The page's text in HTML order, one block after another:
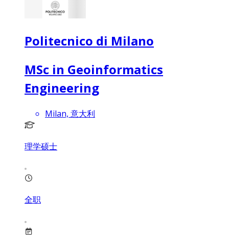
Politecnico di Milano
MSc in Geoinformatics
Engineering
Milan, 意大利
理学硕士
全职